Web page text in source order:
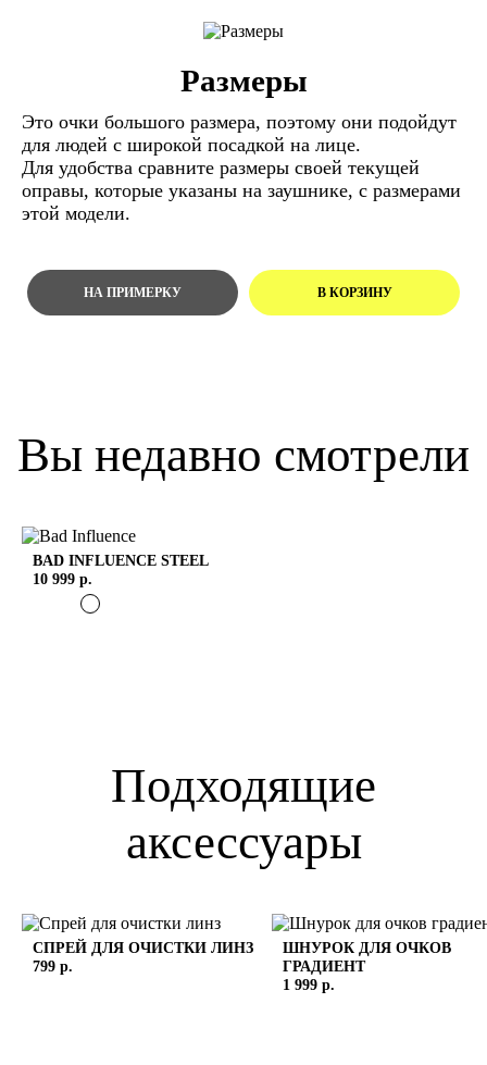
Размеры
Это очки большого размера, поэтому они подойдут
для людей с широкой посадкой на лице.
Для удобства сравните размеры своей текущей
оправы, которые указаны на заушнике, с размерами
этой модели.
Вы недавно смотрели
BAD INFLUENCE STEEL
10 999 р.
Подходящие
аксессуары
СПРЕЙ ДЛЯ ОЧИСТКИ ЛИНЗ
799 р.
ШНУРОК ДЛЯ ОЧКОВ
ГРАДИЕНТ
1 999 р.